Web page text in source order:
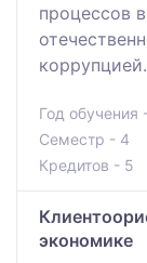
процессов
коррупцией.
Год обучения
Семестр - 4
Кредитов - 5
экономике